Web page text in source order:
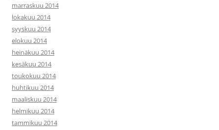
marraskuu 2014
lokakuu 2014
syyskuu 2014
elokuu 2014
heinäkuu 2014
kesäkuu 2014
toukokuu 2014
huhtikuu 2014
maaliskuu 2014
helmikuu 2014
tammikuu 2014